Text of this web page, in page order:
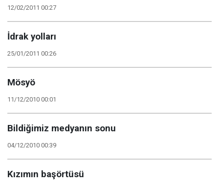
12/02/2011 00:27
İdrak yolları
25/01/2011 00:26
Mösyö
11/12/2010 00:01
Bildiğimiz medyanın sonu
04/12/2010 00:39
Kızımın başörtüsü